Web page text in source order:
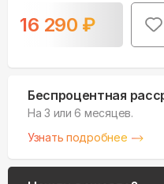
16 290 ₽
Беспроцентная
На 3 или 6 месяцев.
Узнать подробнее